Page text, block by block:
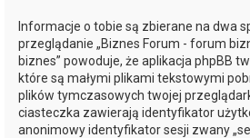
Informacje o tobie są zbierane na dwa
przeglądanie „Biznes Forum - forum
biznes” powoduje, że aplikacja phpBB
które są małymi plikami tekstowymi
plików tymczasowych twojej
ciasteczka zawierają identyfikator
anonimowy identyfikator sesji zwany